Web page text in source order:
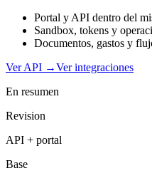
Portal y API dentro del
Sandbox, tokens y
Documentos, gastos y
Ver API →Ver integraciones
En resumen
Revision
API + portal
Base